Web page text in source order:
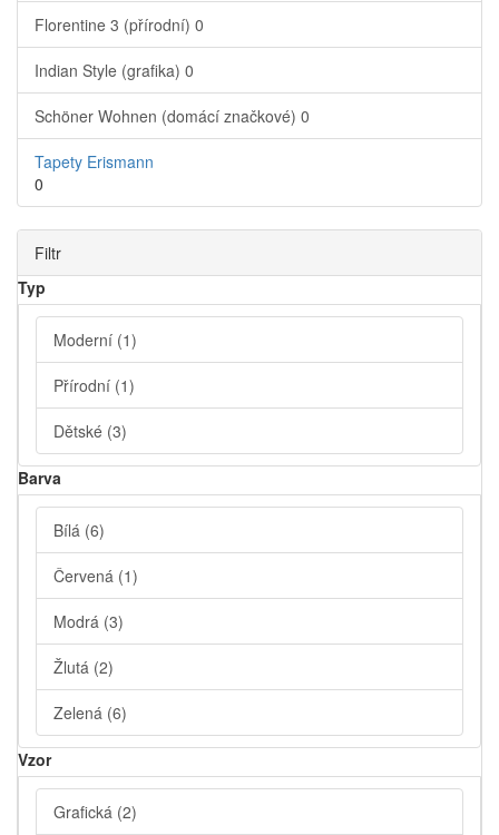
Florentine 3 (přírodní) 0
Indian Style (grafika) 0
Schöner Wohnen (domácí značkové) 0
Tapety Erismann
0
Filtr
Typ
Moderní (1)
Přírodní (1)
Dětské (3)
Barva
Bílá (6)
Červená (1)
Modrá (3)
Žlutá (2)
Zelená (6)
Vzor
Grafická (2)